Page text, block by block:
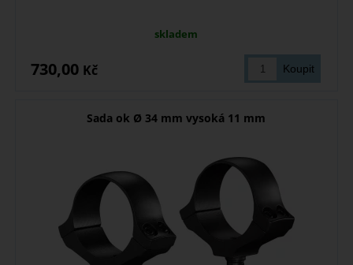
skladem
730,00 Kč
Sada ok Ø 34 mm vysoká 11 mm